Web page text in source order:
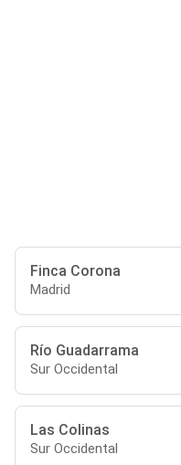
Finca Corona
Madrid
Río Guadarrama
Sur Occidental
Las Colinas
Sur Occidental